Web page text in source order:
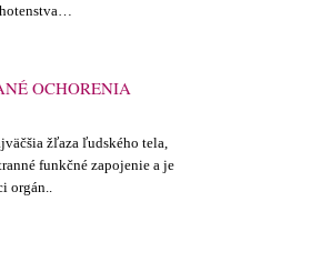
OCHORENIA
žľaza ľudského tela,
funkčné zapojenie a je